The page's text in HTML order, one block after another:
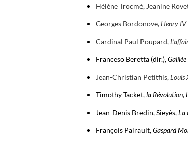
Hélène Trocmé, Jeanine
Georges Bordonove,Henry
Cardinal Paul Poupard,
Franceso Beretta (dir.),
Jean-Christian Petitfils,Louis
Timothy Tacket,la Révolution,
Jean-Denis Bredin, Sieyès,La
François Pairault,Gaspard